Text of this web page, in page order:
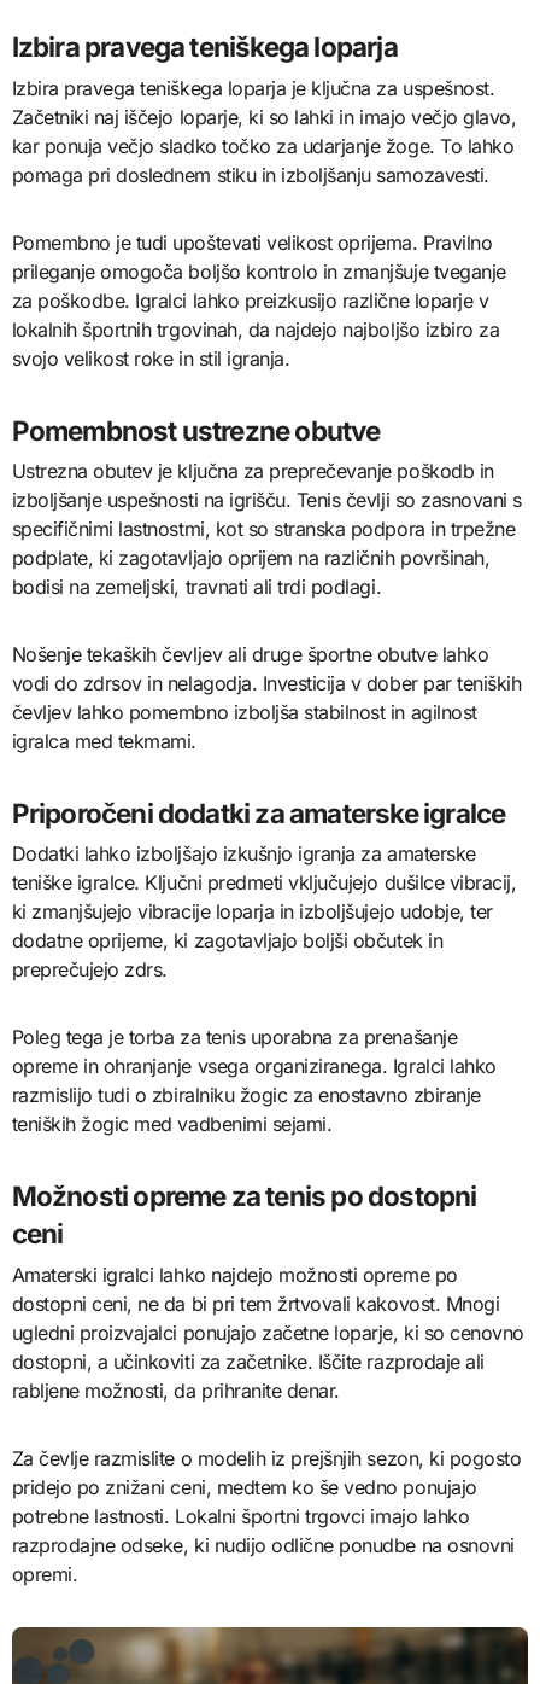
Izbira pravega teniškega loparja
Izbira pravega teniškega loparja je ključna za uspešnost.
Začetniki naj iščejo loparje, ki so lahki in imajo večjo glavo,
kar ponuja večjo sladko točko za udarjanje žoge. To lahko
pomaga pri doslednem stiku in izboljšanju samozavesti.
Pomembno je tudi upoštevati velikost oprijema. Pravilno
prileganje omogoča boljšo kontrolo in zmanjšuje tveganje
za poškodbe. Igralci lahko preizkusijo različne loparje v
lokalnih športnih trgovinah, da najdejo najboljšo izbiro za
svojo velikost roke in stil igranja.
Pomembnost ustrezne obutve
Ustrezna obutev je ključna za preprečevanje poškodb in
izboljšanje uspešnosti na igrišču. Tenis čevlji so zasnovani s
specifičnimi lastnostmi, kot so stranska podpora in trpežne
podplate, ki zagotavljajo oprijem na različnih površinah,
bodisi na zemeljski, travnati ali trdi podlagi.
Nošenje tekaških čevljev ali druge športne obutve lahko
vodi do zdrsov in nelagodja. Investicija v dober par teniških
čevljev lahko pomembno izboljša stabilnost in agilnost
igralca med tekmami.
Priporočeni dodatki za amaterske igralce
Dodatki lahko izboljšajo izkušnjo igranja za amaterske
teniške igralce. Ključni predmeti vključujejo dušilce vibracij,
ki zmanjšujejo vibracije loparja in izboljšujejo udobje, ter
dodatne oprijeme, ki zagotavljajo boljši občutek in
preprečujejo zdrs.
Poleg tega je torba za tenis uporabna za prenašanje
opreme in ohranjanje vsega organiziranega. Igralci lahko
razmislijo tudi o zbiralniku žogic za enostavno zbiranje
teniških žogic med vadbenimi sejami.
Možnosti opreme za tenis po dostopni
ceni
Amaterski igralci lahko najdejo možnosti opreme po
dostopni ceni, ne da bi pri tem žrtvovali kakovost. Mnogi
ugledni proizvajalci ponujajo začetne loparje, ki so cenovno
dostopni, a učinkoviti za začetnike. Iščite razprodaje ali
rabljene možnosti, da prihranite denar.
Za čevlje razmislite o modelih iz prejšnjih sezon, ki pogosto
pridejo po znižani ceni, medtem ko še vedno ponujajo
potrebne lastnosti. Lokalni športni trgovci imajo lahko
razprodajne odseke, ki nudijo odlične ponudbe na osnovni
opremi.